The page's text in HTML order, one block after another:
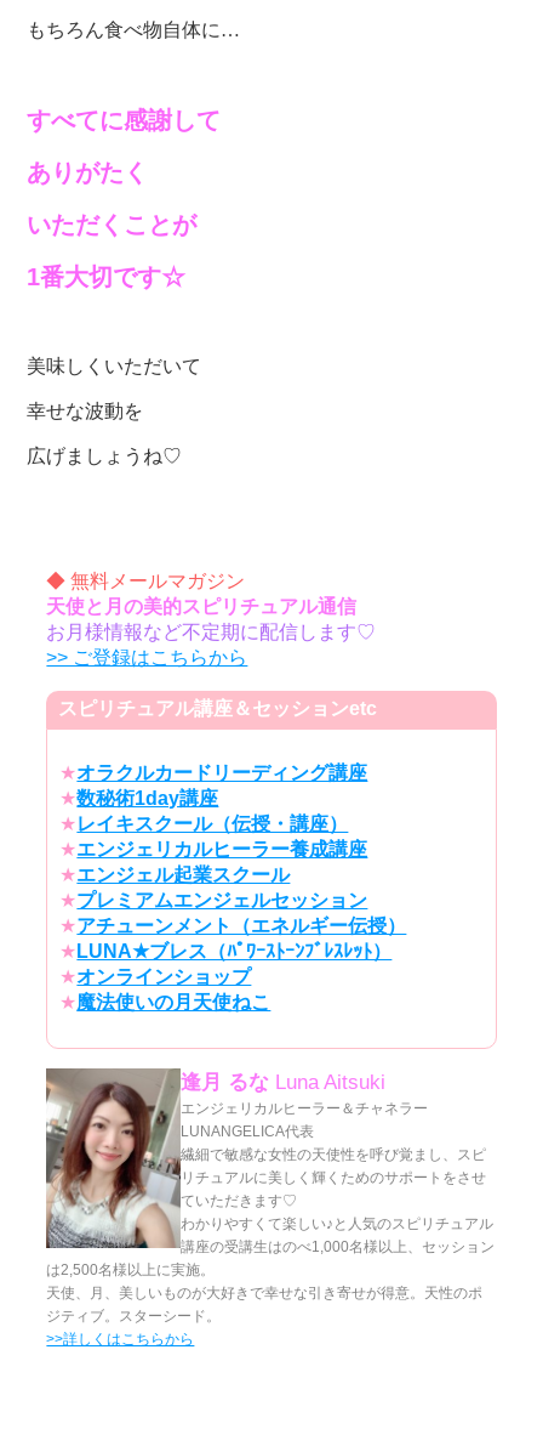
もちろん食べ物自体に…
すべてに感謝して
ありがたく
いただくことが
1番大切です☆
美味しくいただいて
幸せな波動を
広げましょうね♡
◆ 無料メールマガジン
天使と月の美的スピリチュアル通信
お月様情報など不定期に配信します♡
>> ご登録はこちらから
スピリチュアル講座＆セッションetc
★オラクルカードリーディング講座
★数秘術1day講座
★レイキスクール（伝授・講座）
★エンジェリカルヒーラー養成講座
★エンジェル起業スクール
★プレミアムエンジェルセッション
★アチューンメント（エネルギー伝授）
★ LUNA★ブレス（ﾊﾟﾜｰｽﾄｰﾝﾌﾞﾚｽﾚｯﾄ）
★オンラインショップ
★魔法使いの月天使ねこ
逢月 るな Luna Aitsuki
エンジェリカルヒーラー＆チャネラー
LUNANGELICA代表
繊細で敏感な女性の天使性を呼び覚まし、スピ
リチュアルに美しく輝くためのサポートをさせ
ていただきます♡
わかりやすくて楽しい♪と人気のスピリチュアル
講座の受講生はのべ1,000名様以上、セッション
は2,500名様以上に実施。
天使、月、美しいものが大好きで幸せな引き寄せが得意。天性のポ
ジティブ。スターシード。
>>詳しくはこちらから